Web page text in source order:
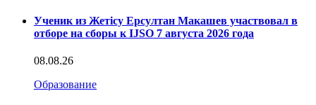
Ученик из Жетісу Ерсултан Макашев участвовал в
отборе на сборы к IJSO 7 августа 2026 года
08.08.26
Образование